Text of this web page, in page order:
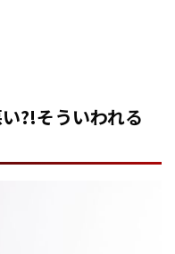
?!そういわれる